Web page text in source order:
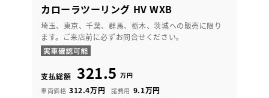
カローラツーリング HV WXB
埼玉、東京、千葉、群馬、栃木、茨城への販売に限り
ます。ご来店前に必ずお問合せください。
支払総額 321.5 万円
車両価格 312.4万円 諸費用 9.1万円